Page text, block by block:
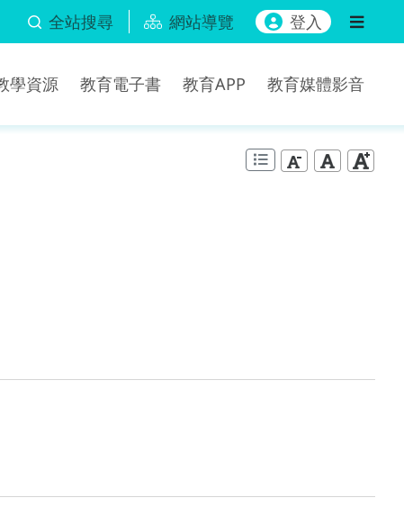
全站搜尋 網站導覽 登入
學資源 教育電子書 教育APP 教育媒體影音